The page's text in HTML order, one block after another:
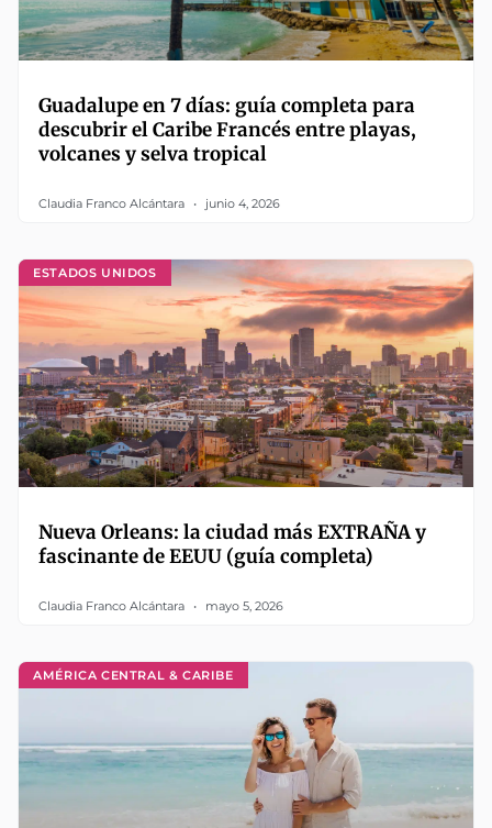
Guadalupe en 7 días: guía completa para
descubrir el Caribe Francés entre playas,
volcanes y selva tropical
Claudia Franco Alcántara junio 4, 2026
ESTADOS UNIDOS
Nueva Orleans: la ciudad más EXTRAÑA y
fascinante de EEUU (guía completa)
Claudia Franco Alcántara mayo 5, 2026
AMÉRICA CENTRAL & CARIBE